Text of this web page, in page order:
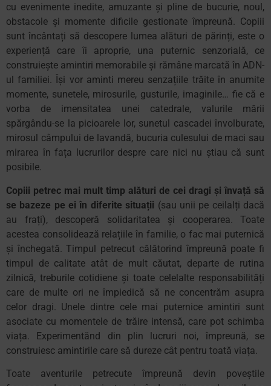
cu evenimente inedite, amuzante și pline de bucurie, noul,
obstacole și momente dificile gestionate împreună. Copiii
sunt încântați să descopere lumea alături de părinți, este o
experiență care îi aproprie, una puternic senzorială, ce
construiește amintiri memorabile și rămâne marcată în ADN-
ul familiei. Își vor aminti mereu senzațiile trăite în anumite
momente, sunetele, mirosurile, gusturile, imaginile… fie că e
vorba de imensitatea unei catedrale, valurile mării
spărgându-se la picioarele lor, sunetul cascadei învolburate,
mirosul câmpului de lavandă, bucuria culesului de maci sau
mirarea în fața lucrurilor despre care nici nu știau că sunt
posibile.
Copiii petrec mai mult timp alături de cei dragi și învață să
se bazeze pe ei în diferite situații (sau unii pe ceilalți dacă
au frați), descoperă solidaritatea și cooperarea. Toate
acestea consolidează relațiile în familie, o fac mai puternică
și închegată. Timpul petrecut călătorind împreună poate fi
timpul de calitate atât de mult căutat, departe de rutina
zilnică, treburile cotidiene și toate celelalte responsabilități
care de multe ori ne împiedică să ne concentrăm asupra
celor dragi. Unele dintre cele mai puternice amintiri sunt
asociate cu momentele de trăire intensă, care pot schimba
viața. Experimentănd din plin lucruri noi, împreună, se
construiesc amintirile care să dureze cât pentru toată viața.
Toate aventurile petrecute împreună devin poveștile